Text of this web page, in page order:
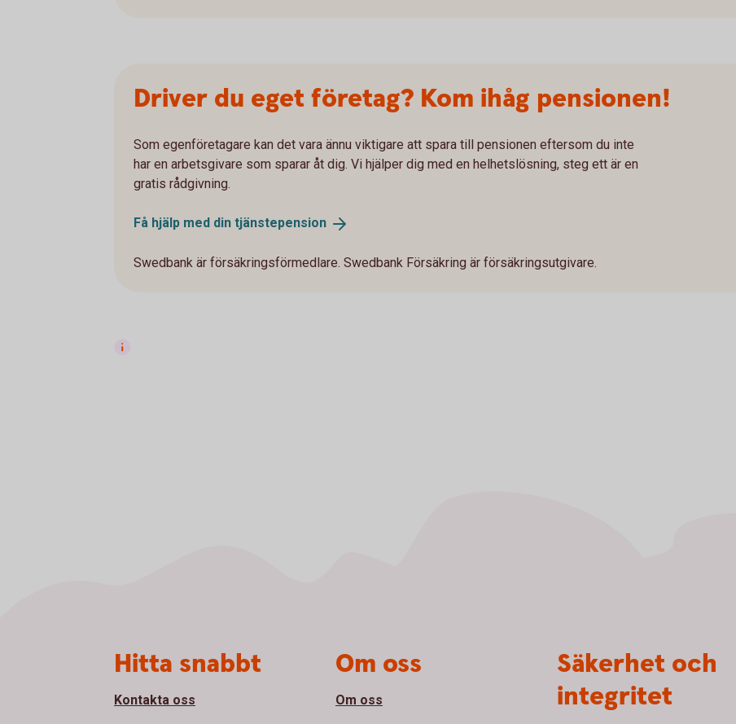
Driver du eget företag? Kom ihåg pensionen!
Som egenföretagare kan det vara ännu viktigare att spara till pensionen eftersom du inte
har en arbetsgivare som sparar åt dig. Vi hjälper dig med en helhetslösning, steg ett är en
gratis rådgivning.
Få hjälp med din tjänstepension
Swedbank är försäkringsförmedlare. Swedbank Försäkring är försäkringsutgivare.
Hitta snabbt
Kontakta oss
Om oss
Om oss
Säkerhet och
integritet